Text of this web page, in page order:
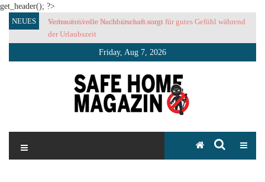
get_header(); ?>
Skip
content
NEUES
Vertrauensvolle Nachbarschaft sorgt für gutes Gefühl während
der Urlaubszeit
Friday, Aug 7, 2026
SAFE HOME Magazin